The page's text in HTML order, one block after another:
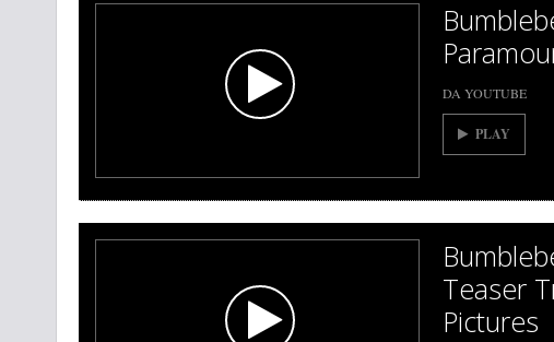
DA YOUTUBE
PLAY
Teaser
Pictures